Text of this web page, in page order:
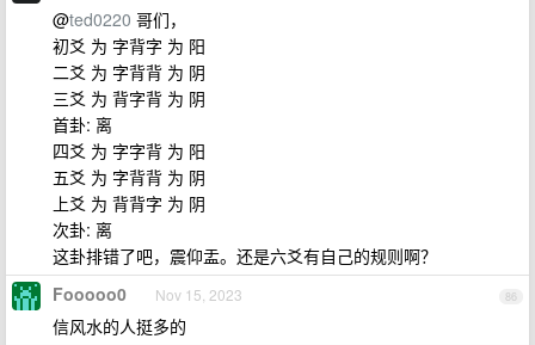
@ted0220 哥们，
初爻 为 字背字 为 阳
二爻 为 字背背 为 阴
三爻 为 背字背 为 阴
首卦: 离
四爻 为 字字背 为 阳
五爻 为 字背背 为 阴
上爻 为 背背字 为 阴
次卦: 离
这卦排错了吧，震仰盂。还是六爻有自己的规则啊？
86
Fooooo0 Nov 15, 2023
信风水的人挺多的